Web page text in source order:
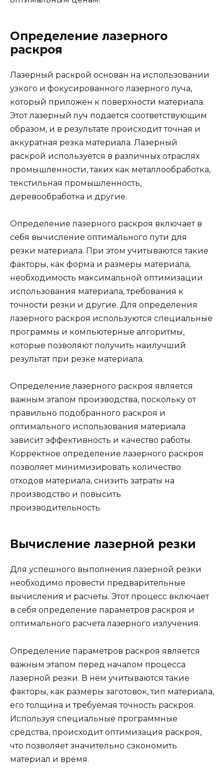
Определение лазерного
раскроя
Лазерный раскрой основан на использовании
узкого и фокусированного лазерного луча,
который приложен к поверхности материала.
Этот лазерный луч подается соответствующим
образом, и в результате происходит точная и
аккуратная резка материала. Лазерный
раскрой используется в различных отраслях
промышленности, таких как металлообработка,
текстильная промышленность,
деревообработка и другие.
Определение лазерного раскроя включает в
себя вычисление оптимального пути для
резки материала. При этом учитываются такие
факторы, как форма и размеры материала,
необходимость максимальной оптимизации
использования материала, требования к
точности резки и другие. Для определения
лазерного раскроя используются специальные
программы и компьютерные алгоритмы,
которые позволяют получить наилучший
результат при резке материала.
Определение лазерного раскроя является
важным этапом производства, поскольку от
правильно подобранного раскроя и
оптимального использования материала
зависит эффективность и качество работы.
Корректное определение лазерного раскроя
позволяет минимизировать количество
отходов материала, снизить затраты на
производство и повысить
производительность.
Вычисление лазерной резки
Для успешного выполнения лазерной резки
необходимо провести предварительные
вычисления и расчеты. Этот процесс включает
в себя определение параметров раскроя и
оптимального расчета лазерного излучения.
Определение параметров раскроя является
важным этапом перед началом процесса
лазерной резки. В нём учитываются такие
факторы, как размеры заготовок, тип материала,
его толщина и требуемая точность раскроя.
Используя специальные программные
средства, происходит оптимизация раскроя,
что позволяет значительно сэкономить
материал и время.